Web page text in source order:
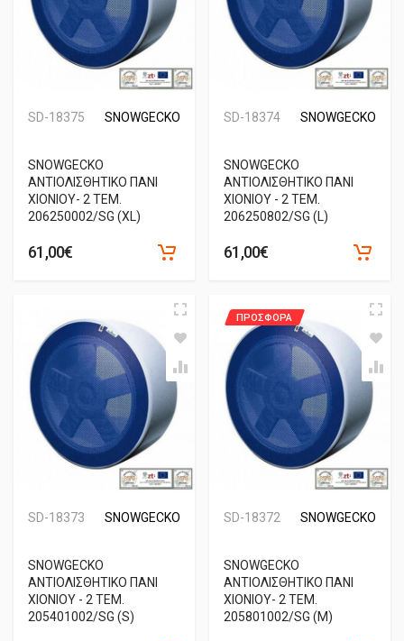
SD-18375 SNOWGECKO
SNOWGECKO
ΑΝΤΙΟΛΙΣΘΗΤΙΚΟ ΠΑΝΙ
ΧΙΟΝΙΟΥ- 2 ΤΕΜ.
206250002/SG (XL)
61,00€
SD-18374 SNOWGECKO
SNOWGECKO
ΑΝΤΙΟΛΙΣΘΗΤΙΚΟ ΠΑΝΙ
ΧΙΟΝΙΟΥ - 2 ΤΕΜ.
206250802/SG (L)
61,00€
SD-18373 SNOWGECKO
SNOWGECKO
ΑΝΤΙΟΛΙΣΘΗΤΙΚΟ ΠΑΝΙ
ΧΙΟΝΙΟΥ - 2 ΤΕΜ.
205401002/SG (S)
SD-18372 SNOWGECKO
ΠΡΟΣΦΟΡΑ
SNOWGECKO
ΑΝΤΙΟΛΙΣΘΗΤΙΚΟ ΠΑΝΙ
ΧΙΟΝΙΟΥ- 2 ΤΕΜ.
205801002/SG (M)